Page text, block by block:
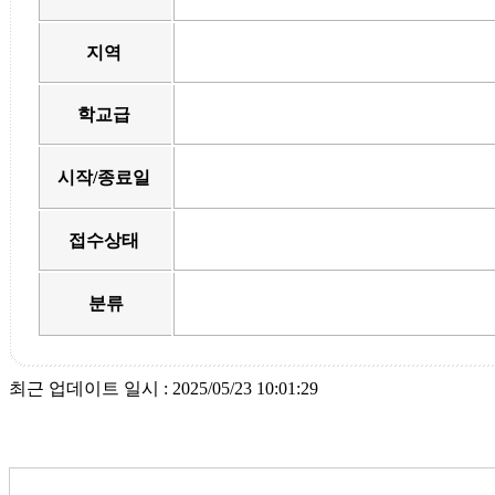
지역
학교급
시작/종료일
접수상태
분류
최근 업데이트 일시 : 2025/05/23 10:01:29